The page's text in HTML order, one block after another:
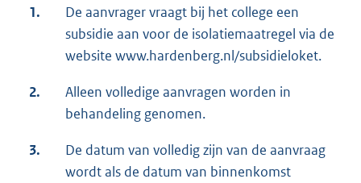
1.
De aanvrager vraagt bij het college een
subsidie aan voor de isolatiemaatregel via de
website www.hardenberg.nl/subsidieloket.
2.
Alleen volledige aanvragen worden in
behandeling genomen.
3.
De datum van volledig zijn van de aanvraag
wordt als de datum van binnenkomst